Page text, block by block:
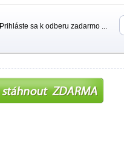
Prihláste sa k odberu zadarmo ...